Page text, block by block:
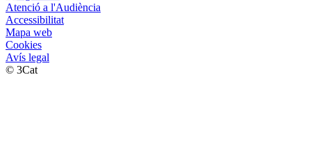
Atenció a l'Audiència
Accessibilitat
Mapa web
Cookies
Avís legal
© 3Cat